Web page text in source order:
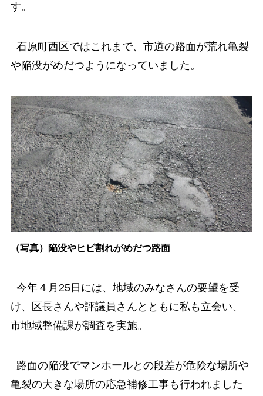
す。
石原町西区ではこれまで、市道の路面が荒れ亀裂
や陥没がめだつようになっていました。
（写真）陥没やヒビ割れがめだつ路面
今年４月25日には、地域のみなさんの要望を受
け、区長さんや評議員さんとともに私も立会い、
市地域整備課が調査を実施。
路面の陥没でマンホールとの段差が危険な場所や
亀裂の大きな場所の応急補修工事も行われました